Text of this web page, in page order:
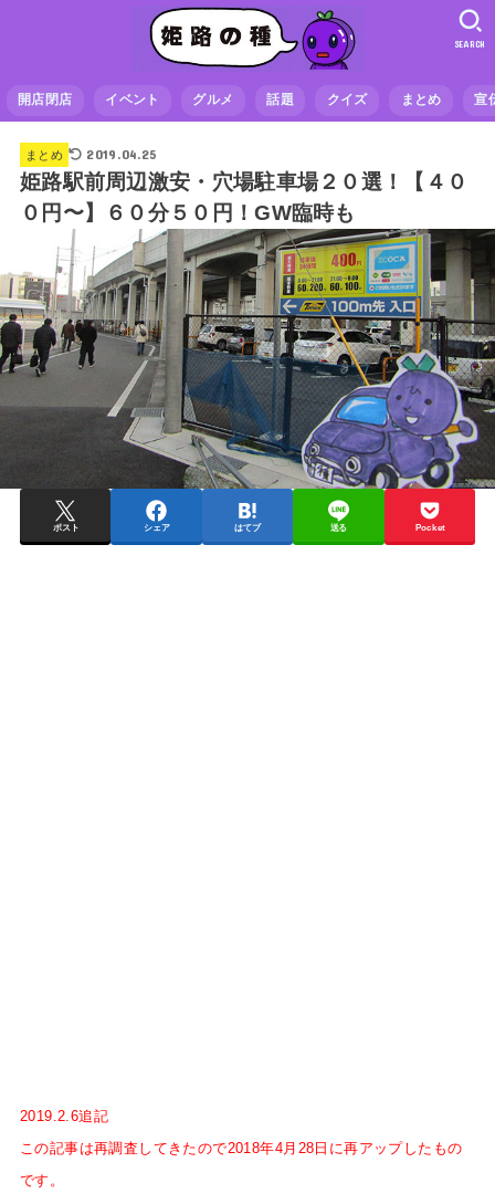
開店閉店 イベント グルメ 話題 クイズ まとめ 宣
SEARCH
まとめ 2019.04.25
姫路駅前周辺激安・穴場駐車場２０選！【４０
０円〜】６０分５０円！GW臨時も
ポスト シェア はてブ 送る Pocket
2019.2.6追記
この記事は再調査してきたので2018年4月28日に再アップしたもの
です。